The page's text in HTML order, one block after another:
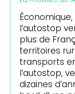
l’autostop
plus de
territoires
transports
l’autostop,
dizaines